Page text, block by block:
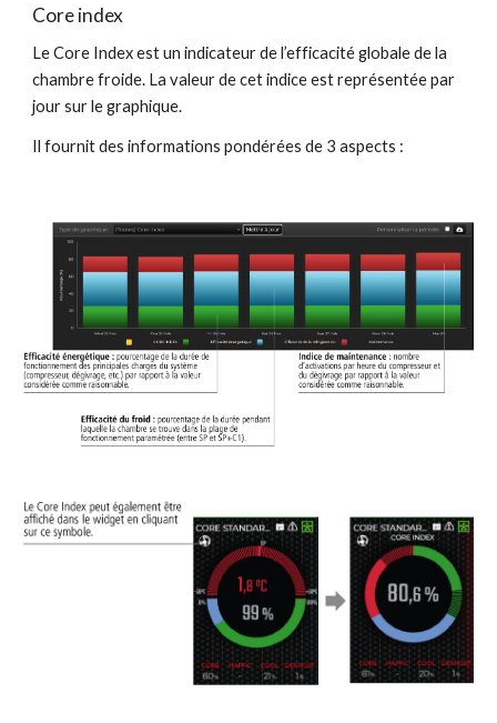
Core index
Le Core Index est un indicateur de l’efficacité globale de la
chambre froide. La valeur de cet indice est représentée par
jour sur le graphique.
Il fournit des informations pondérées de 3 aspects :